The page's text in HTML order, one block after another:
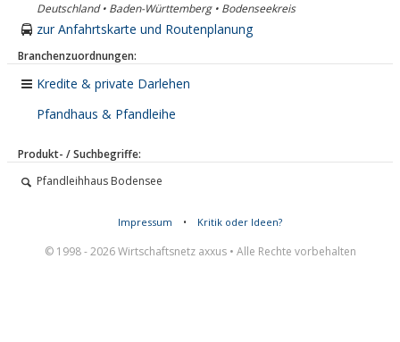
Deutschland • Baden-Württemberg • Bodenseekreis
zur Anfahrtskarte und Routenplanung
Branchenzuordnungen:
Kredite & private Darlehen
Pfandhaus & Pfandleihe
Produkt- / Suchbegriffe:
Pfandleihhaus Bodensee
Impressum • Kritik oder Ideen?
© 1998 - 2026 Wirtschaftsnetz axxus • Alle Rechte vorbehalten